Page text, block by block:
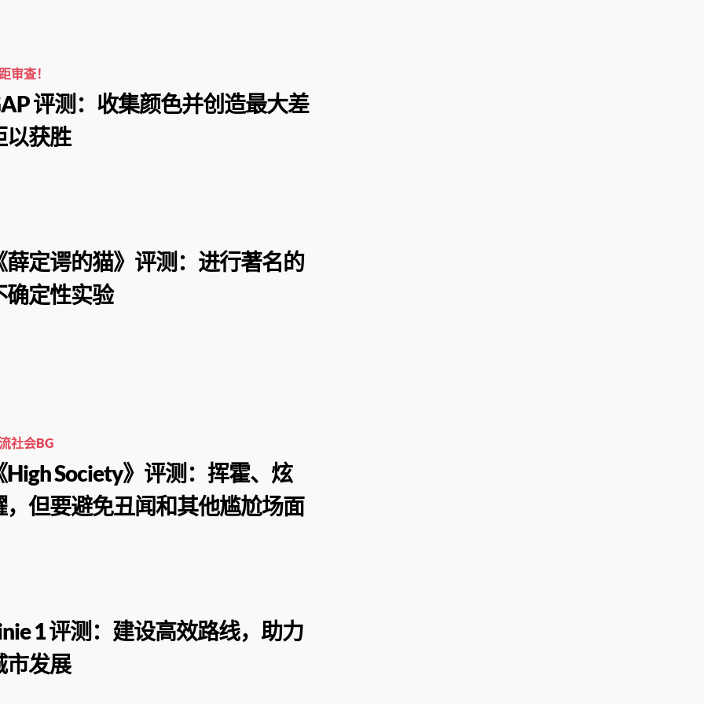
审查！
评测：收集颜色并创造最大差
以获胜
薛定谔的猫》评测：进行著名的
确定性实验
社会BG
High Society》评测：挥霍、炫
，但要避免丑闻和其他尴尬场面
1 评测：建设高效路线，助力
市发展